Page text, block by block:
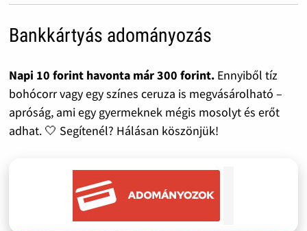
Bankkártyás adományozás
Napi 10 forint havonta már 300 forint.Ennyiből tíz
bohócorr vagy egy színes ceruza is megvásárolható –
apróság, ami egy gyermeknek mégis mosolyt és erőt
adhat. 🤍 Segítenél? Hálásan köszönjük!